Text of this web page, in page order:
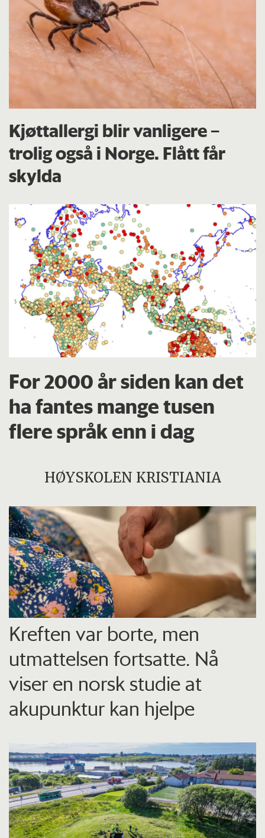
Kjøttallergi blir vanligere –
trolig også i Norge. Flått får
skylda
For 2000 år siden kan det
ha fantes mange tusen
flere språk enn i dag
HØYSKOLEN KRISTIANIA
Kreften var borte, men
utmattelsen fortsatte. Nå
viser en norsk studie at
akupunktur kan hjelpe